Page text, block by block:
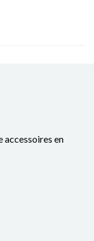
accessoires en